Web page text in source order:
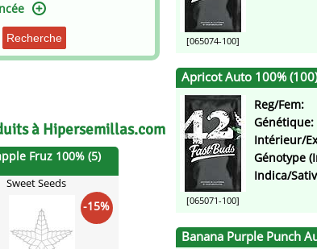
Recherche
à Hipersemillas.com
Fruz 100% (5)
Sweet Seeds
-15%
[065074-100]
Apricot Auto 100%
[065071-100]
Reg/Fem:
Génétique:
Intérieur/
Génotype
Indica/
Banana Purple Punch